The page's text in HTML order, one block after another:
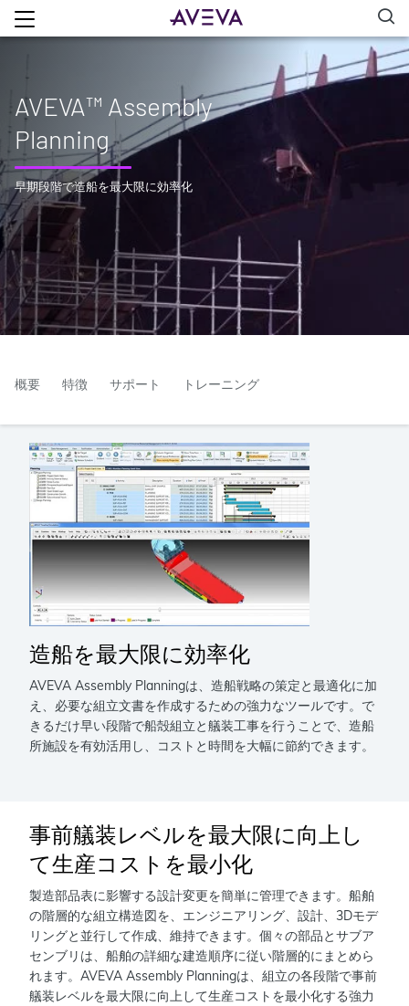
AVEVA™ Assembly
Planning
早期段階で造船を最大限に効率化
概要 特徴 サポート トレーニング
造船を最大限に効率化
AVEVA Assembly Planningは、造船戦略の策定と最適化に加
え、必要な組立文書を作成するための強力なツールです。で
きるだけ早い段階で船殻組立と艤装工事を行うことで、造船
所施設を有効活用し、コストと時間を大幅に節約できます。
事前艤装レベルを最大限に向上し
て生産コストを最小化
製造部品表に影響する設計変更を簡単に管理できます。船舶
の階層的な組立構造図を、エンジニアリング、設計、3Dモデ
リングと並行して作成、維持できます。個々の部品とサブア
センブリは、船舶の詳細な建造順序に従い階層的にまとめら
れます。AVEVA Assembly Planningは、組立の各段階で事前
艤装レベルを最大限に向上して生産コストを最小化する強力